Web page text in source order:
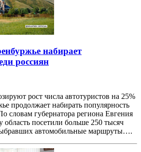
набирает
россиян
рост числа автотуристов на 25%
продолжает набирать популярность
словам губернатора региона Евгения
область посетили больше 250 тысяч
автомобильные маршруты….